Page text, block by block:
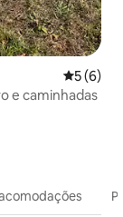
5 de
5 (6)
e caminhadas